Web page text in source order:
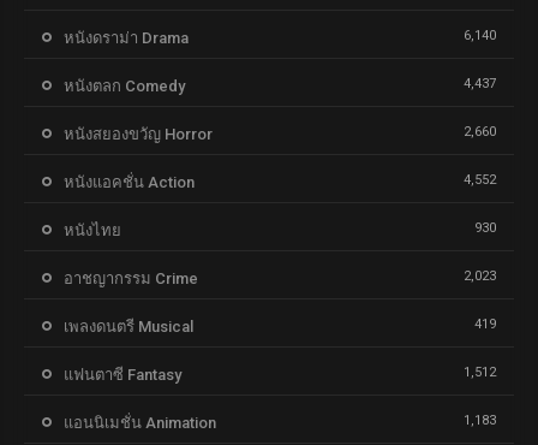
หนังดราม่า Drama 6,140
หนังตลก Comedy 4,437
หนังสยองขวัญ Horror 2,660
หนังแอคชั่น Action 4,552
หนังไทย 930
อาชญากรรม Crime 2,023
เพลงดนตรี Musical 419
แฟนตาซี Fantasy 1,512
แอนนิเมชั่น Animation 1,183